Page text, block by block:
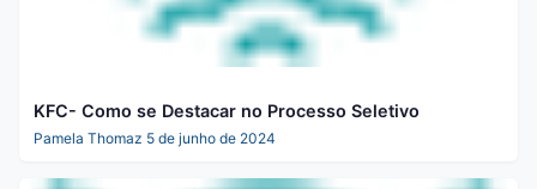
KFC- Como se Destacar no Processo Seletivo
Pamela Thomaz 5 de junho de 2024